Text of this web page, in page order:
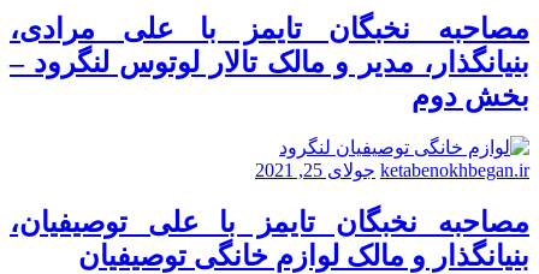
مصاحبه نخبگان تایمز با علی مرادی،
بنیانگذار، مدیر و مالک تالار لوتوس لنگرود –
بخش دوم
ketabenokhbegan.ir جولای 25, 2021
مصاحبه نخبگان تایمز با علی توصیفیان،
بنیانگذار و مالک لوازم خانگی توصیفیان